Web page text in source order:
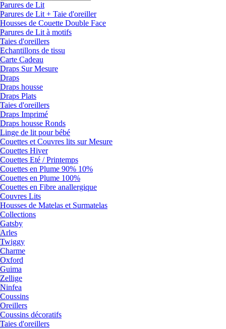
Parures de Lit
Parures de Lit + Taie d'oreiller
Housses de Couette Double Face
Parures de Lit à motifs
Taies d'oreillers
Echantillons de tissu
Carte Cadeau
Draps Sur Mesure
Draps
Draps housse
Draps Plats
Taies d'oreillers
Draps Imprimé
Draps housse Ronds
Linge de lit pour bébé
Couettes et Couvres lits sur Mesure
Couettes Hiver
Couettes Eté / Printemps
Couettes en Plume 90% 10%
Couettes en Plume 100%
Couettes en Fibre anallergique
Couvres Lits
Housses de Matelas et Surmatelas
Collections
Gatsby
Arles
Twiggy
Charme
Oxford
Guima
Zellige
Ninfea
Coussins
Oreillers
Coussins décoratifs
Taies d'oreillers